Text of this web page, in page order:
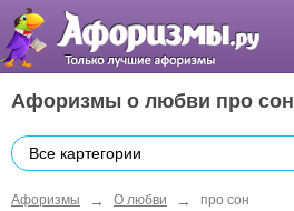
Афоризмы о любви про сон
Все картегории
Афоризмы → О любви → про сон